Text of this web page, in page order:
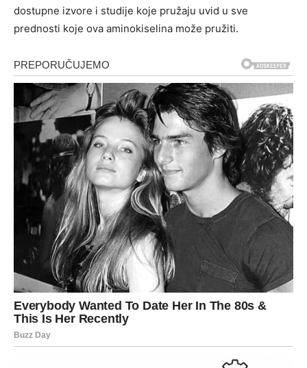
dostupne izvore i studije koje pružaju uvid u sve
prednosti koje ova aminokiselina može pružiti.